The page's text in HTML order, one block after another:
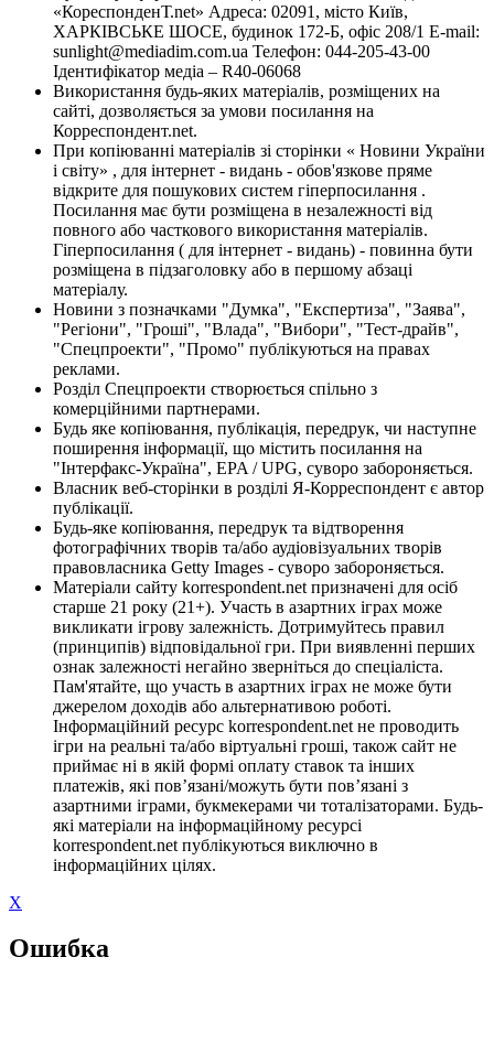
«КореспонденТ.net» Адреса: 02091, місто Київ,
ХАРКІВСЬКЕ ШОСЕ, будинок 172-Б, офіс 208/1 E-mail:
sunlight@mediadim.com.ua Телефон: 044-205-43-00
Ідентифікатор медіа – R40-06068
Використання будь-яких матеріалів, розміщених на
сайті, дозволяється за умови посилання на
Корреспондент.net.
При копіюванні матеріалів зі сторінки « Новини України
і світу» , для інтернет - видань - обов'язкове пряме
відкрите для пошукових систем гіперпосилання .
Посилання має бути розміщена в незалежності від
повного або часткового використання матеріалів.
Гіперпосилання ( для інтернет - видань) - повинна бути
розміщена в підзаголовку або в першому абзаці
матеріалу.
Новини з позначками "Думка", "Експертиза", "Заява",
"Регіони", "Гроші", "Влада", "Вибори", "Тест-драйв",
"Спецпроекти", "Промо" публікуються на правах
реклами.
Розділ Спецпроекти створюється спільно з
комерційними партнерами.
Будь яке копіювання, публікація, передрук, чи наступне
поширення інформації, що містить посилання на
"Інтерфакс-Україна", EPA / UPG, суворо забороняється.
Власник веб-сторінки в розділі Я-Корреспондент є автор
публікації.
Будь-яке копіювання, передрук та відтворення
фотографічних творів та/або аудіовізуальних творів
правовласника Getty Images - суворо забороняється.
Матеріали сайту korrespondent.net призначені для осіб
старше 21 року (21+). Участь в азартних іграх може
викликати ігрову залежність. Дотримуйтесь правил
(принципів) відповідальної гри. При виявленні перших
ознак залежності негайно зверніться до спеціаліста.
Пам'ятайте, що участь в азартних іграх не може бути
джерелом доходів або альтернативою роботі.
Інформаційний ресурс korrespondent.net не проводить
ігри на реальні та/або віртуальні гроші, також сайт не
приймає ні в якій формі оплату ставок та інших
платежів, які пов’язані/можуть бути пов’язані з
азартними іграми, букмекерами чи тоталізаторами. Будь-
які матеріали на інформаційному ресурсі
korrespondent.net публікуються виключно в
інформаційних цілях.
X
Ошибка